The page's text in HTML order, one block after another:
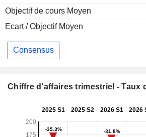
Objectif de cours Moyen
Ecart / Objectif Moyen
Consensus
Chiffre d'affaires trimestriel - Taux